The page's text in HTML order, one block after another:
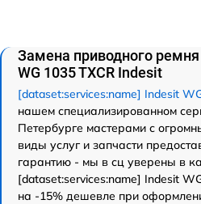
Замена приводного
WG 1035 TXCR Indesit
[dataset:services:name] Indesit
нашем специализированном
Петербурге мастерами с
виды услуг и запчасти
гарантию - мы в сц уверены в
[dataset:services:name] Indesit
на -15% дешевле при